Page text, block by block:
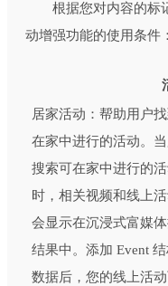
根据您对内容的标
动增强功能的使用条件：
居家活动：帮助用户
在家中进行的活动。
搜索可在家中进行的
时，相关视频和线上
会显示在沉浸式富媒
结果中。添加 Event
数据后，您的线上活